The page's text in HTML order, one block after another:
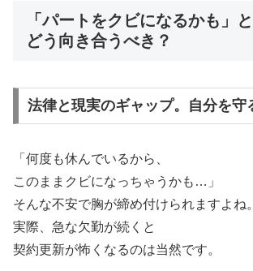
「パートをクビになるかも」
どう向き合うべき？
法律と現実のギャップ。自分を守
「何度も休んでいるから、
このままクビになっちゃうかも…」
そんな不安で胸が締め付けられますよね。
実際、急な欠勤が続くと
契約更新が怖くなるのは当然です。